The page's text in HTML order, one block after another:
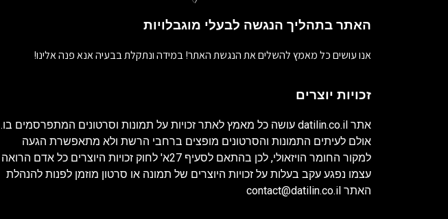
האתר בתהליך הנגשה לבעלי מוגבלויות
אנו עושים כל מאמץ להשלים את הנגשת האתר! במידה ונתקלת בבעיה אנא פנה אלינו!
זכויות יוצרים
אתר datilin.co.il עושה כל מאמץ לאתר זכויות על תמונות וסרטונים המתפרסמים בו.
אולם לעיתים התמונות והסרטונים מופצים ברחבי הרשת ולא מתאפשרת הגעה
למקור החומר הויזאולי, לכן בהתאם לסעיף 27א' לחוק זכויות היוצרים כל אדם הרואה
עצמו נפגע עקב בעלות על זכויות היוצרים של תמונה או סרטון מוזמן לפנות להנהלת
האתר contact@datilin.co.il